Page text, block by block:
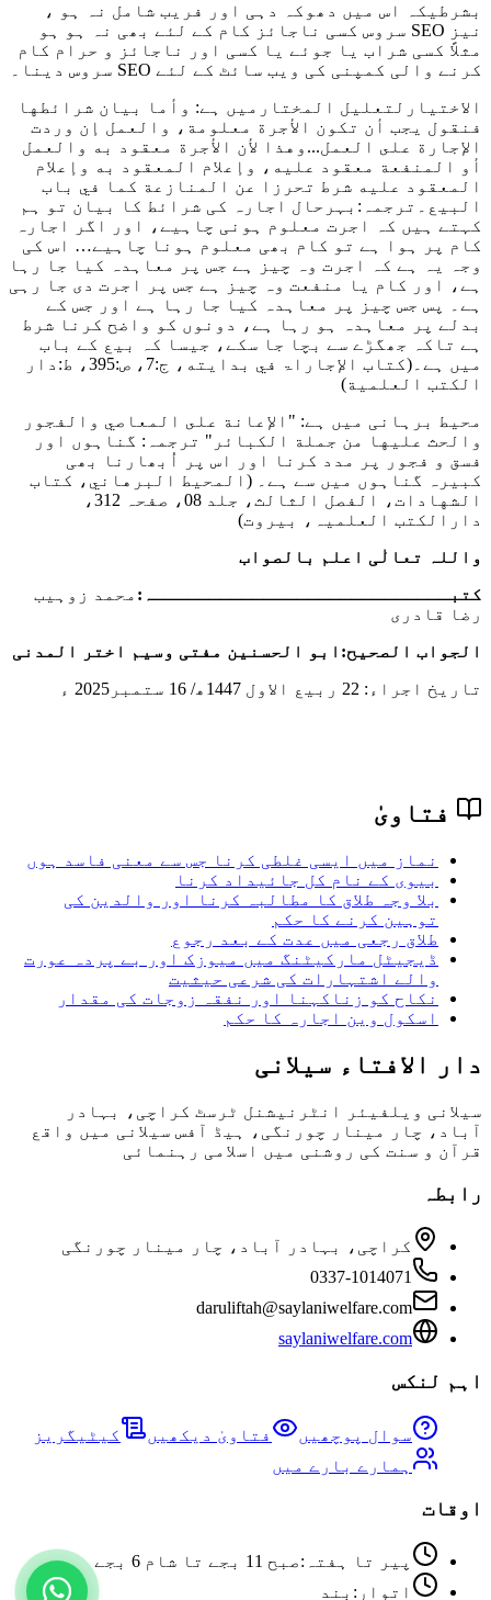
بشرطیکہ اس میں دھوکہ دہی اور فریب شامل نہ ہو ،
نیز SEO سروس کسی ناجائز کام کے لئے بھی نہ ہو ہو
مثلاً کسی شراب یا جوئے یا کسی اور ناجائز و حرام کام
کرنے والی کمپنی کی ویب سائٹ کے لئے SEO سروس دینا۔
الاختیارلتعلیل المختارمیں ہے: وأما بيان شرائطها
فنقول يجب ‌أن ‌تكون ‌الأجرة ‌معلومة، والعمل إن وردت
الإجارة على العمل...وهذا لأن الأجرة معقود به والعمل
أو المنفعة معقود عليه، وإعلام المعقود به وإعلام
المعقود عليه شرط تحرزا عن المنازعة كما في باب
البيع۔ ترجمہ:بہرحال اجارہ کی شرائط کا بیان تو ہم
کہتے ہیں کہ اجرت معلوم ہونی چاہیے، اور اگر اجارہ
کام پر ہوا ہے تو کام بھی معلوم ہونا چاہیے… اس کی
وجہ یہ ہے کہ اجرت وہ چیز ہے جس پر معاہدہ کیا جا رہا
ہے، اور کام یا منفعت وہ چیز ہے جس پر اجرت دی جا رہی
ہے۔ پس جس چیز پر معاہدہ کیا جا رہا ہے اور جس کے
بدلے پر معاہدہ ہو رہا ہے، دونوں کو واضح کرنا شرط
ہے تاکہ جھگڑے سے بچا جا سکے، جیسا کہ بیع کے باب
میں ہے۔
(كتاب الإجاراۃ في بدايته، ج:7، ص:395، ط:دار
الكتب العلمية)
محیط برہانی میں ہے: "الإعانة على المعاصي والفجور
والحث عليها من جملة الكبائر" ترجمہ: گناہوں اور
فسق و فجور پر مدد کرنا اور اس پر اُبھارنا بھی
کبیرہ گناہوں میں سے ہے۔ (المحيط البرهاني، کتاب
الشهادات، الفصل الثالث، جلد 08، صفحہ 312،
دارالكتب العلمیہ، بیروت)
واللہ تعالٰی اعلم بالصواب
کتبـــــــــــــــــــــــــــہ: محمد زوہیب
رضا قادری
الجواب الصحیح: ابو الحسنین مفتی وسیم اختر المدنی
تاریخ اجراء: 22 ربیع الاول 1447 ھ/ 16 ستمبر2025 ء
فتاویٰ
نماز میں ایسی غلطی کرنا جس سے معنی فاسد ہوں
بیوی کے نام کل جائیداد کرنا
بلا وجہ طلاق کا مطالبہ کرنا اور والدین کی
توہین کرنے کا حکم
طلاق رجعی میں عدت کے بعد رجوع
ڈیجیٹل مارکیٹنگ میں میوزک اور بے پردہ عورت
والے اشتہارات کی شرعی حیثیت
نکاح کو زناکہنا اور نفقہ زوجات کی مقدار
اسکول وین اجارہ کا حکم
دار الافتاء سیلانی
سیلانی ویلفیئر انٹرنیشنل ٹرسٹ کراچی، بہادر
آباد، چار مینار چورنگی، ہیڈ آفس سیلانی میں واقع
قرآن و سنت کی روشنی میں اسلامی رہنمائی
رابطہ
کراچی، بہادر آباد، چار مینار چورنگی
0337-1014071
daruliftah@saylaniwelfare.com
saylaniwelfare.com
اہم لنکس
سوال پوچھیں فتاویٰ دیکھیں
کیٹیگریز
ہمارے بارے میں
اوقات
پیر تا ہفتہ :صبح 11 بجے تا شام 6 بجے
اتوار : بند